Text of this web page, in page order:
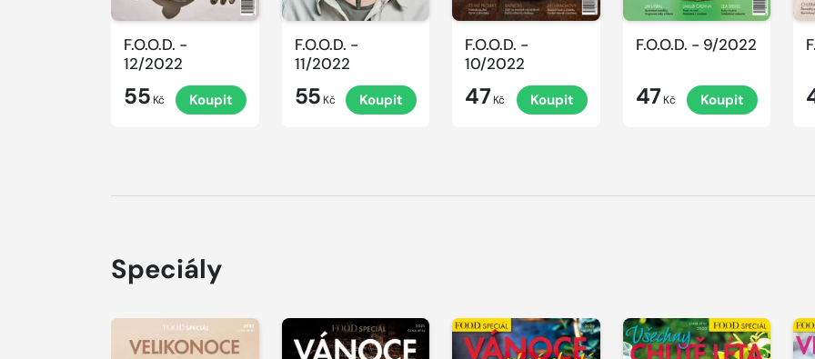
F.O.O.D. -
12/2022
55 Kč Koupit
F.O.O.D. -
11/2022
55 Kč Koupit
F.O.O.D. -
10/2022
47 Kč Koupit
F.O.O.D. - 9/2022
47 Kč Koupit
Speciály